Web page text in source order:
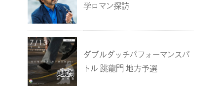
学ロマン探訪
ダブルダッチパフォーマンスバ
トル 跳龍門 地方予選